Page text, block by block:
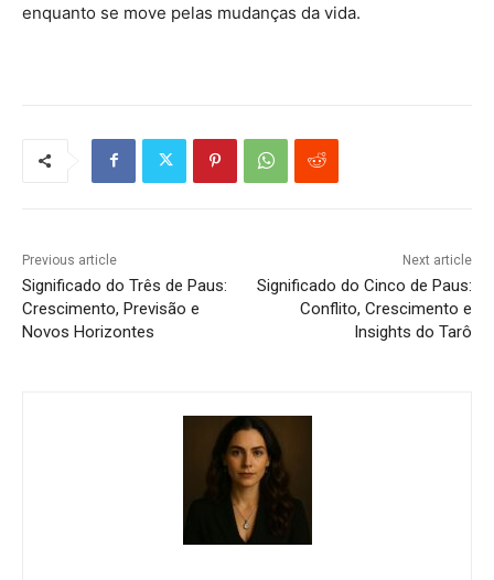
enquanto se move pelas mudanças da vida.
Previous article
Significado do Três de Paus:
Crescimento, Previsão e
Novos Horizontes
Next article
Significado do Cinco de Paus:
Conflito, Crescimento e
Insights do Tarô